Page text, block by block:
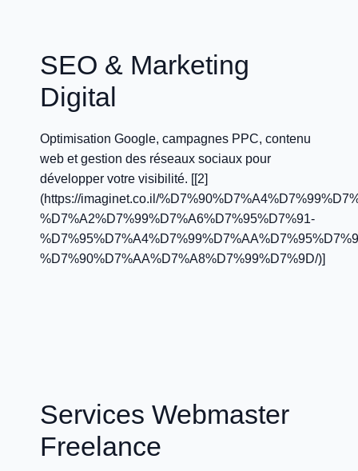
SEO & Marketing
Digital
Optimisation Google, campagnes PPC, contenu
web et gestion des réseaux sociaux pour
développer votre visibilité. [[2]
(https://imaginet.co.il/
%D7%A2%D7%99%D7%A6%D7%95%D7%91-
%D7%90%D7%AA%D7%A8%D7%99%D7%9D/)]
Services Webmaster
Freelance